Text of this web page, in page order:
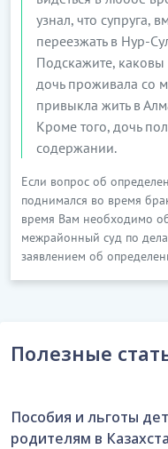
узнал, что супруга,
переезжать в Нур-
Подскажите, каковы
дочь проживала со
привыкла жить в
Кроме того, дочь
содержании.
Если вопрос об
поднимался во время
время Вам необходимо
межрайонный суд по
заявлением об
Полезные
Пособия и льготы
родителям в